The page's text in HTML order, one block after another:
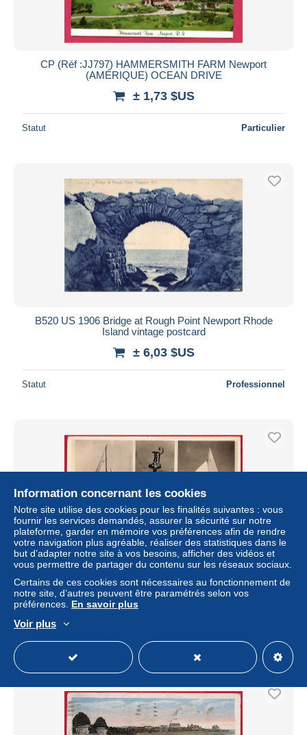
CP (Réf :JJ797) HAMMERSMITH FARM Newport
(AMÉRIQUE) OCEAN DRIVE
± 1,73 $US
Statut Particulier
B520 US 1906 Bridge at Rough Point Newport Rhode
Island vintage postcard
± 6,03 $US
Statut Professionnel
ak8404 - USA - VINTAGE POSTCARD - Rhode Island,
Newport YATCH RACE CUP
± 64,52 $US
Statut Professionnel
Information concernant les cookies
Notre site utilise des cookies pour les finalités suivantes : vous
fournir les services demandés, assurer la sécurité sur notre
plateforme, garder en mémoire vos préférences afin de rendre
votre navigation plus agréable, réaliser des statistiques dans le
but d’adapter notre site à vos besoins, afficher des vidéos et
vous permettre de partager du contenu sur les réseaux sociaux.
Certains de ces cookies sont nécessaires au fonctionnement de
notre site, d’autres peuvent être paramétrés selon vos
préférences. En savoir plus
Voir plus